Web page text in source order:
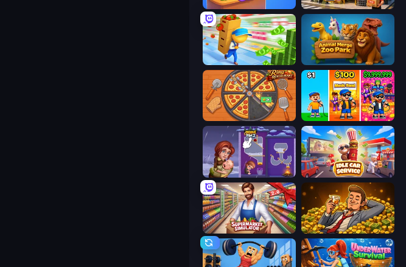
Fashion Factory Shop Rush 3D
Supermarket Empire Animal Merge Zoo Park
Ring Restaurant Music Band
Home Pin 2 Idle Car Service: Tycoon
Supermarket Simulator: Store Manager Idle Billionaire Tycoon